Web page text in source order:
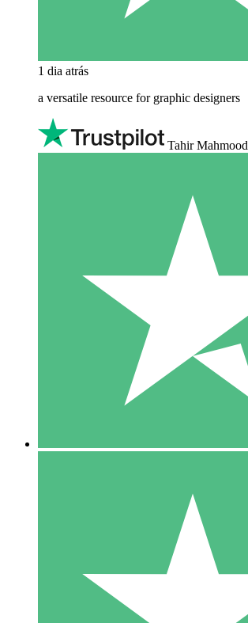
1 dia atrás
a versatile resource for graphic designers
Tahir Mahmood